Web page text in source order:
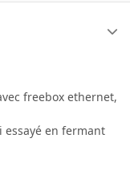
freebox ethernet,
essayé en fermant